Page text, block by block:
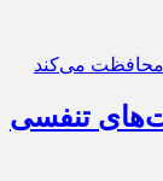
تنفسی